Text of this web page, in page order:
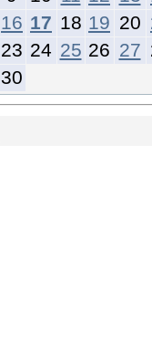
16 17 18 19 20
23 24 25 26 27
30